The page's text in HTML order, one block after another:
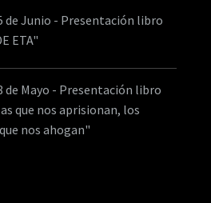
de Junio - Presentación libro
ETA"
de Mayo - Presentación libro
que nos aprisionan, los
nos ahogan"